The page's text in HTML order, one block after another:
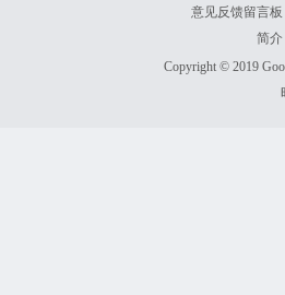
意见反馈留言板
简介
Copyright © 2019